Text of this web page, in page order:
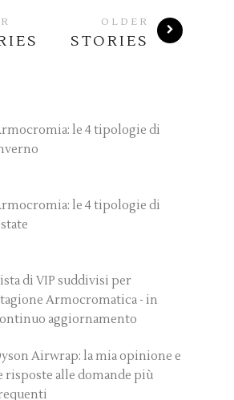
OLDER
STORIES
le 4 tipologie di
le 4 tipologie di
di VIP suddivisi per
Armocromatica - in
aggiornamento
Airwrap: la mia opinione e
risposte alle domande più